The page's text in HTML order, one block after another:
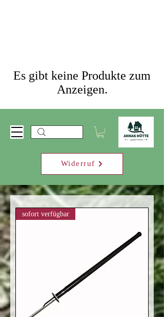
Es gibt keine Produkte zum
Anzeigen.
Widerruf
sofort verfügbar